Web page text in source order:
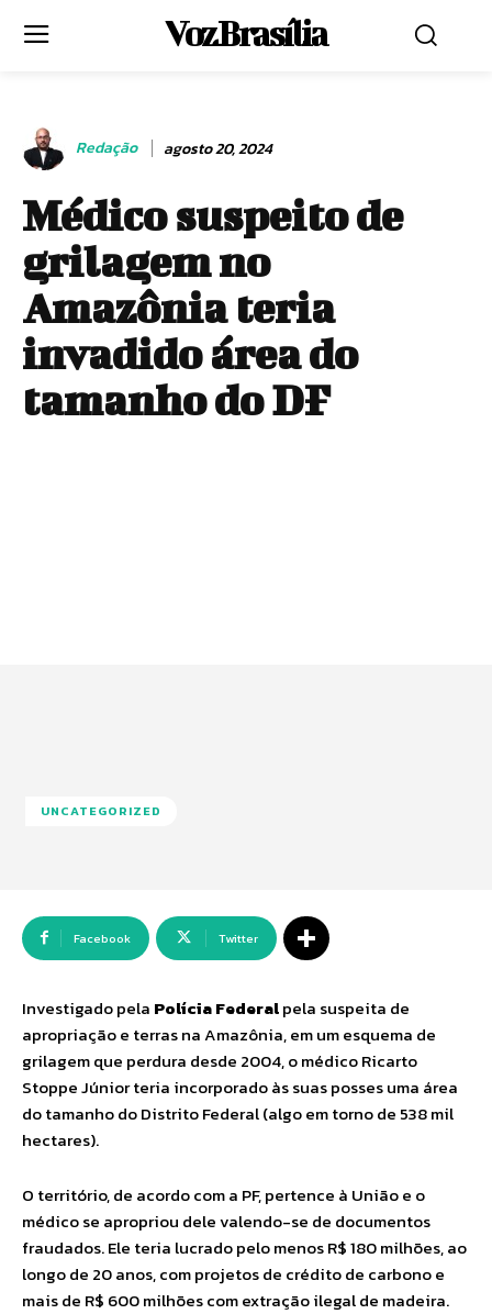
Voz Brasília
Redação agosto 20, 2024
Médico suspeito de
grilagem no
Amazônia teria
invadido área do
tamanho do DF
UNCATEGORIZED
Facebook Twitter
Investigado pela Polícia Federalpela suspeita de
apropriação e terras na Amazônia, em um esquema de
grilagem que perdura desde 2004, o médico Ricarto
Stoppe Júnior teria incorporado às suas posses uma área
do tamanho do Distrito Federal (algo em torno de 538 mil
hectares).
O território, de acordo com a PF, pertence à União e o
médico se apropriou dele valendo-se de documentos
fraudados. Ele teria lucrado pelo menos R$ 180 milhões, ao
longo de 20 anos, com projetos de crédito de carbono e
mais de R$ 600 milhões com extração ilegal de madeira.